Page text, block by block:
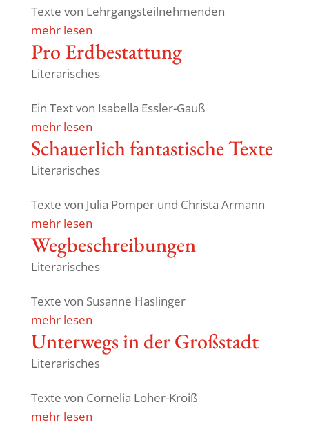
Texte von Lehrgangsteilnehmenden
mehr lesen
Pro Erdbe­stat­tung
Literarisches
Ein Text von Isabella Essler-Gauß
mehr lesen
Schau­er­lich fantas­ti­sche Texte
Literarisches
Texte von Julia Pomper und Christa Armann
mehr lesen
Wegbe­schrei­bungen
Literarisches
Texte von Susanne Haslinger
mehr lesen
Unter­wegs in der Großstadt
Literarisches
Texte von Cornelia Loher-Kroiß
mehr lesen